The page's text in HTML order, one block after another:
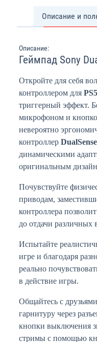
Описание и
Описание:
Геймпад Sony
Откройте для себя
контроллером для PS5
триггерный эффект.
микрофоном и
невероятно
контроллер DualSense
динамическими
оригинальным
Почувствуйте
приводам,
контроллера
до отдачи различных
Испытайте
игре и благодаря
реально
в действие игры.
Общайтесь с
гарнитуру через
кнопки выключения
стримы с помощью